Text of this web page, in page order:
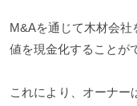
M&Aを通じて木材会
値を現金化することが
これにより、オーナー